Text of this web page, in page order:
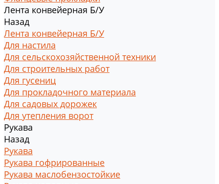
Лента конвейерная Б/У
Назад
Лента конвейерная Б/У
Для настила
Для сельскохозяйственной техники
Для строительных работ
Для гусениц
Для прокладочного материала
Для садовых дорожек
Для утепления ворот
Рукава
Назад
Рукава
Рукава гофрированные
Рукава маслобензостойкие